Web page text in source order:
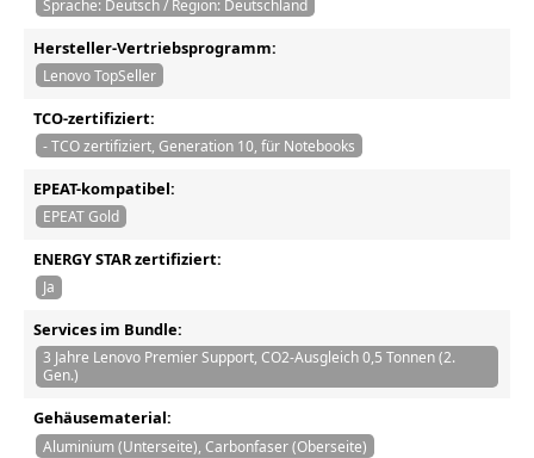
Sprache: Deutsch / Region: Deutschland
Hersteller-Vertriebsprogramm:
Lenovo TopSeller
TCO-zertifiziert:
- TCO zertifiziert, Generation 10, für Notebooks
EPEAT-kompatibel:
EPEAT Gold
ENERGY STAR zertifiziert:
Ja
Services im Bundle:
3 Jahre Lenovo Premier Support, CO2-Ausgleich 0,5 Tonnen (2.
Gen.)
Gehäusematerial:
Aluminium (Unterseite), Carbonfaser (Oberseite)